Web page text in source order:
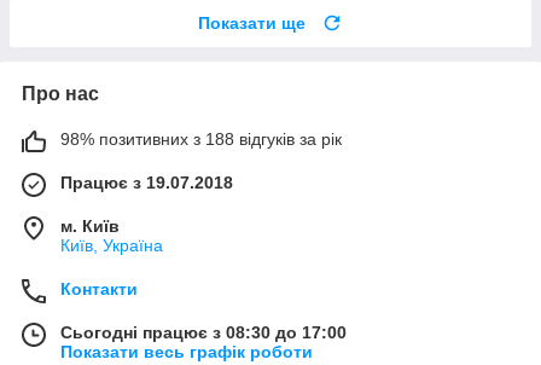
Показати ще
Про нас
98% позитивних з 188 відгуків за рік
Працює з 19.07.2018
м. Київ
Київ, Україна
Контакти
Сьогодні працює з 08:30 до 17:00
Показати весь графік роботи